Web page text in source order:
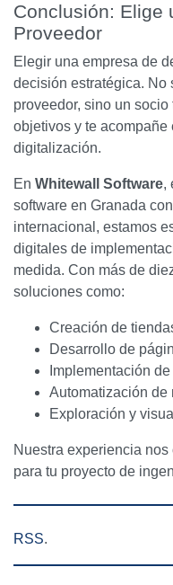
Conclusión: Elige
Proveedor
Elegir una empresa de
decisión estratégica. No
proveedor, sino un
objetivos y te
digitalización.
En Whitewall Software,
software en Granada
internacional, estamos
digitales de
medida. Con más de
soluciones como:
Creación de
Desarrollo de
Implementación
Automatización de
Exploración y
Nuestra experiencia
para tu proyecto de
RSS.